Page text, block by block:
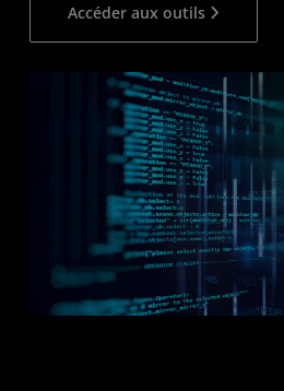
Accéder aux outils